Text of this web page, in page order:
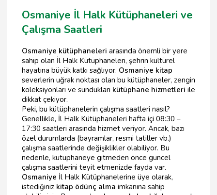
Osmaniye İl Halk Kütüphaneleri ve
Çalışma Saatleri
Osmaniye kütüphaneleri arasında önemli bir yere
sahip olan İl Halk Kütüphaneleri, şehrin kültürel
hayatına büyük katkı sağlıyor. Osmaniye kitap
severlerin uğrak noktası olan bu kütüphaneler, zengin
koleksiyonları ve sundukları kütüphane hizmetleri ile
dikkat çekiyor.
Peki, bu kütüphanelerin çalışma saatleri nasıl?
Genellikle, İl Halk Kütüphaneleri hafta içi 08:30 –
17:30 saatleri arasında hizmet veriyor. Ancak, bazı
özel durumlarda (bayramlar, resmi tatiller vb.)
çalışma saatlerinde değişiklikler olabiliyor. Bu
nedenle, kütüphaneye gitmeden önce güncel
çalışma saatlerini teyit etmenizde fayda var.
Osmaniye İl Halk Kütüphanelerine üye olarak,
istediğiniz kitap ödünç alma imkanına sahip